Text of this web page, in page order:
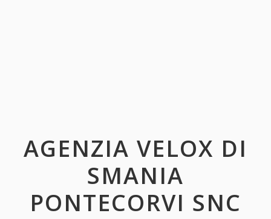
AGENZIA VELOX DI
SMANIA
PONTECORVI SNC